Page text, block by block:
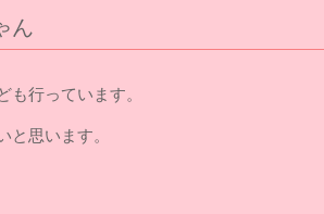
ん
行っています。
思います。